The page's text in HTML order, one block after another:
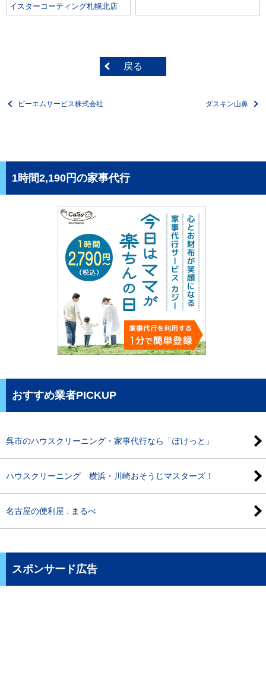
イスターコーティング札幌北店
戻る
ビーエムサービス株式会社 ダスキン山鼻
1時間2,190円の家事代行
おすすめ業者PICKUP
呉市のハウスクリーニング・家事代行なら「ぽけっと」
ハウスクリーニング 横浜・川崎おそうじマスターズ！
名古屋の便利屋 : まるべ
スポンサード広告